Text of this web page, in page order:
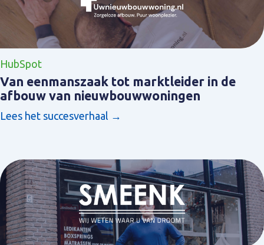
HubSpot
Van eenmanszaak tot marktleider in de
afbouw van nieuwbouwwoningen
Lees het succesverhaal →